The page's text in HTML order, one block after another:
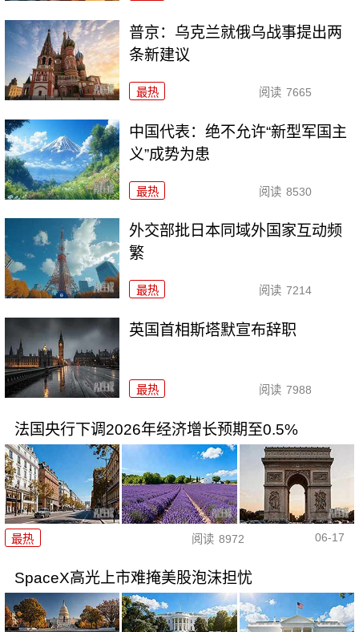
普京：乌克兰就俄乌战事提出两
条新建议
最热 阅读 7665
中国代表：绝不允许“新型军国主
义”成势为患
最热 阅读 8530
外交部批日本同域外国家互动频
繁
最热 阅读 7214
英国首相斯塔默宣布辞职
最热 阅读 7988
法国央行下调2026年经济增长预期至0.5%
最热 阅读 8972 06-17
SpaceX高光上市难掩美股泡沫担忧